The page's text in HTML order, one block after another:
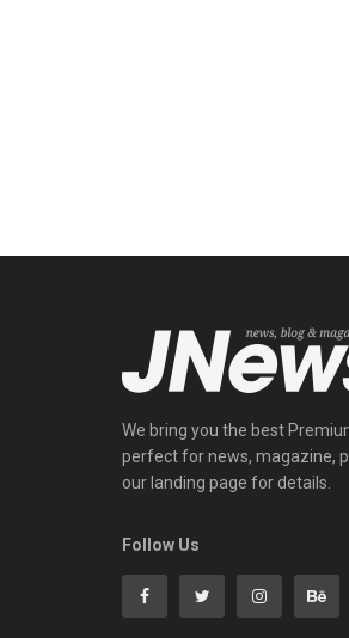
We bring you the best
perfect for news, magazine,
our landing page for details.
Follow Us